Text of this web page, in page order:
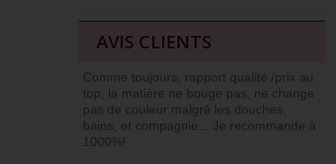
AVIS CLIENTS
Comme toujours, rapport qualité /prix au
top, la matière ne bouge pas, ne change
pas de couleur malgré les douches,
bains, et compagnie... Je recommande à
1000%!